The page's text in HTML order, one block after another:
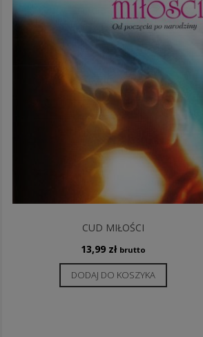
CUD MIŁOŚCI
13,99 zł brutto
DODAJ DO KOSZYKA